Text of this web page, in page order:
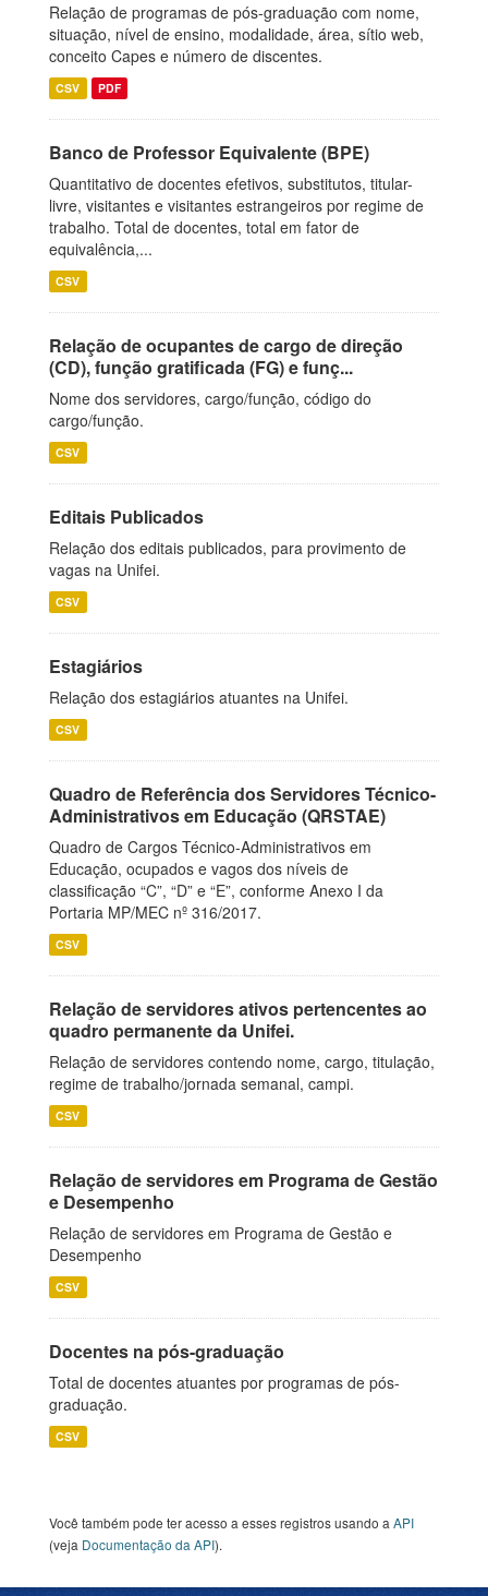
Relação de programas de pós-graduação com nome,
situação, nível de ensino, modalidade, área, sítio web,
conceito Capes e número de discentes.
CSV PDF
Banco de Professor Equivalente (BPE)
Quantitativo de docentes efetivos, substitutos, titular-
livre, visitantes e visitantes estrangeiros por regime de
trabalho. Total de docentes, total em fator de
equivalência,...
CSV
Relação de ocupantes de cargo de direção
(CD), função gratificada (FG) e funç...
Nome dos servidores, cargo/função, código do
cargo/função.
CSV
Editais Publicados
Relação dos editais publicados, para provimento de
vagas na Unifei.
CSV
Estagiários
Relação dos estagiários atuantes na Unifei.
CSV
Quadro de Referência dos Servidores Técnico-
Administrativos em Educação (QRSTAE)
Quadro de Cargos Técnico-Administrativos em
Educação, ocupados e vagos dos níveis de
classificação “C”, “D” e “E”, conforme Anexo I da
Portaria MP/MEC nº 316/2017.
CSV
Relação de servidores ativos pertencentes ao
quadro permanente da Unifei.
Relação de servidores contendo nome, cargo, titulação,
regime de trabalho/jornada semanal, campi.
CSV
Relação de servidores em Programa de Gestão
e Desempenho
Relação de servidores em Programa de Gestão e
Desempenho
CSV
Docentes na pós-graduação
Total de docentes atuantes por programas de pós-
graduação.
CSV
Você também pode ter acesso a esses registros usando a API
(veja Documentação da API).